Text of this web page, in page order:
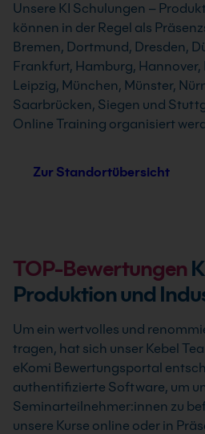
Unsere KI Schulungen –
können in der Regel als
Bremen, Dortmund, Dresden,
Frankfurt, Hamburg, Hannover,
Leipzig, München, Münster,
Saarbrücken, Siegen und
Online Training organisiert
Zur Standortübersicht
TOP-Bewertungen
Produktion und
Um ein wertvolles und
tragen, hat sich unser Kebel
eKomi Bewertungsportal
authentifizierte Software, um
Seminarteilnehmer:innen zu
unsere Kurse online oder in